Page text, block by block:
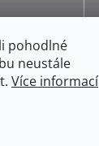
pohodlné
neustále
Více informací